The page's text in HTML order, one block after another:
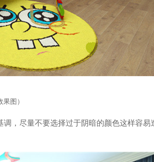
图）
，尽量不要选择过于阴暗的颜色这样容易